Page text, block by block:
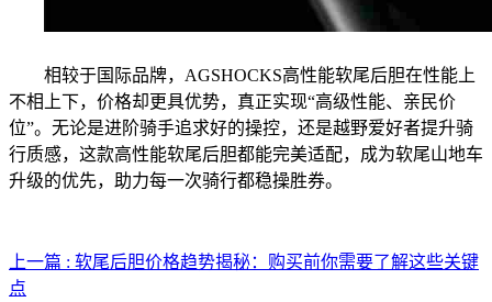
相较于国际品牌，AGSHOCKS高性能软尾后胆在性能上
不相上下，价格却更具优势，真正实现“高级性能、亲民价
位”。无论是进阶骑手追求好的操控，还是越野爱好者提升骑
行质感，这款高性能软尾后胆都能完美适配，成为软尾山地车
升级的优先，助力每一次骑行都稳操胜券。
上一篇 : 软尾后胆价格趋势揭秘：购买前你需要了解这些关键
点